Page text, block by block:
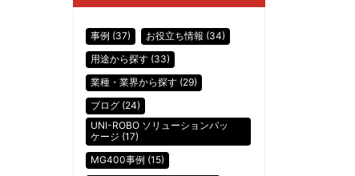
事例 (37)
お役立ち情報 (34)
用途から探す (33)
業種・業界から探す (29)
ブログ (24)
UNI-ROBO ソリューションパッ
ケージ (17)
MG400事例 (15)